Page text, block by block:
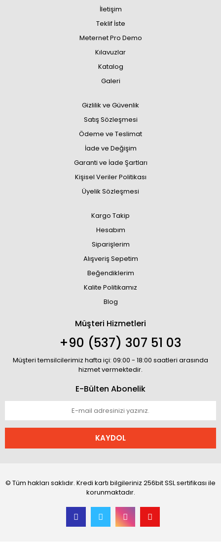
İletişim
Teklif İste
Meternet Pro Demo
Kılavuzlar
Katalog
Galeri
Gizlilik ve Güvenlik
Satış Sözleşmesi
Ödeme ve Teslimat
İade ve Değişim
Garanti ve İade Şartları
Kişisel Veriler Politikası
Üyelik Sözleşmesi
Kargo Takip
Hesabım
Siparişlerim
Alışveriş Sepetim
Beğendiklerim
Kalite Politikamız
Blog
Müşteri Hizmetleri
+90 (537) 307 51 03
Müşteri temsilcilerimiz hafta içi: 09:00 - 18:00 saatleri arasında
hizmet vermektedir.
E-Bülten Abonelik
KAYDOL
© Tüm hakları saklıdır. Kredi kartı bilgileriniz 256bit SSL sertifikası ile
korunmaktadır.